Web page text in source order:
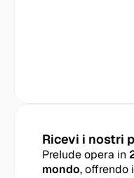
Ricevi i nostri
Prelude opera in
mondo, offrendo i